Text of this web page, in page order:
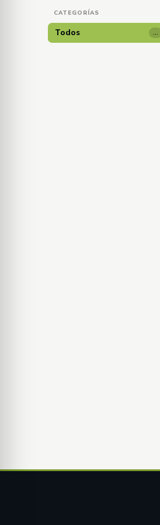
CATEGORÍAS
Todos …